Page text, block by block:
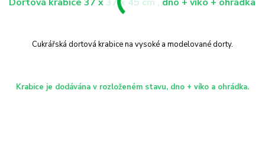
Cukrářská dortová krabice na vysoké a modelované dorty.
Krabice je dodávána v rozloženém stavu, dno + víko a ohrádka.